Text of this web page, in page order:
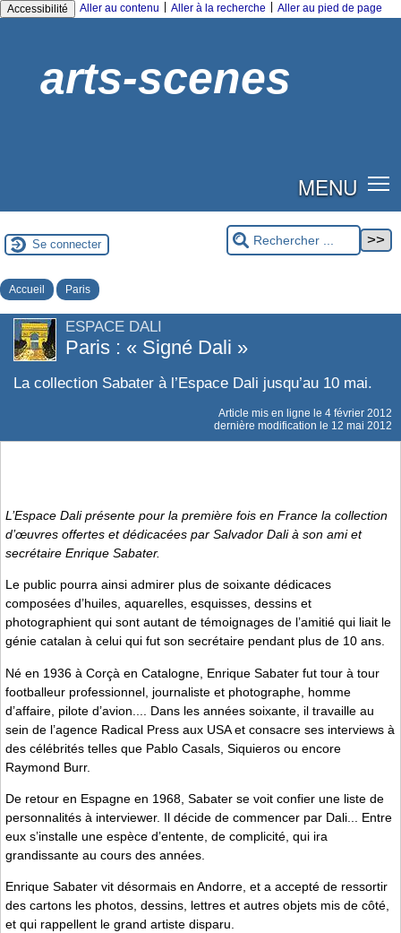
Accessibilité Aller au contenu Aller à la recherche Aller au pied de page
arts-scenes
MENU
Se connecter
Accueil Paris
ESPACE DALI
Paris : « Signé Dali »
La collection Sabater à l’Espace Dali jusqu’au 10 mai.
Article mis en ligne le 4 février 2012
dernière modification le 12 mai 2012
L’Espace Dali présente pour la première fois en France la collection
d’œuvres offertes et dédicacées par Salvador Dali à son ami et
secrétaire Enrique Sabater.
Le public pourra ainsi admirer plus de soixante dédicaces
composées d’huiles, aquarelles, esquisses, dessins et
photographient qui sont autant de témoignages de l’amitié qui liait le
génie catalan à celui qui fut son secrétaire pendant plus de 10 ans.
Né en 1936 à Corçà en Catalogne, Enrique Sabater fut tour à tour
footballeur professionnel, journaliste et photographe, homme
d’affaire, pilote d’avion.... Dans les années soixante, il travaille au
sein de l’agence Radical Press aux USA et consacre ses interviews à
des célébrités telles que Pablo Casals, Siquieros ou encore
Raymond Burr.
De retour en Espagne en 1968, Sabater se voit confier une liste de
personnalités à interviewer. Il décide de commencer par Dali... Entre
eux s’installe une espèce d’entente, de complicité, qui ira
grandissante au cours des années.
Enrique Sabater vit désormais en Andorre, et a accepté de ressortir
des cartons les photos, dessins, lettres et autres objets mis de côté,
et qui rappellent le grand artiste disparu.